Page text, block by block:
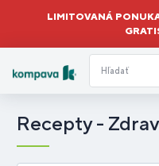
LIMITOVANÁ
Recepty -